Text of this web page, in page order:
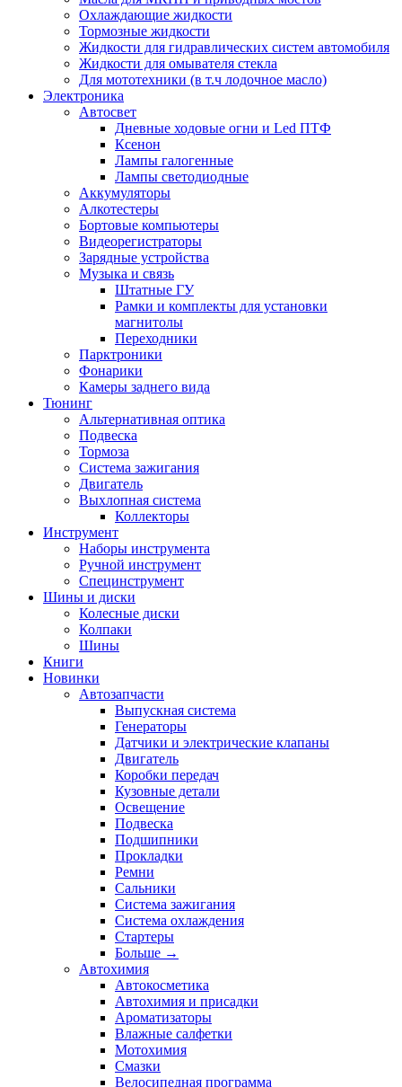
Охлаждающие жидкости
Тормозные жидкости
Жидкости для гидравлических систем автомобиля
Жидкости для омывателя стекла
Для мототехники (в т.ч лодочное масло)
Электроника
Автосвет
Дневные ходовые огни и Led ПТФ
Ксенон
Лампы галогенные
Лампы светодиодные
Аккумуляторы
Алкотестеры
Бортовые компьютеры
Видеорегистраторы
Зарядные устройства
Музыка и связь
Штатные ГУ
Рамки и комплекты для установки
магнитолы
Переходники
Парктроники
Фонарики
Камеры заднего вида
Тюнинг
Альтернативная оптика
Подвеска
Тормоза
Система зажигания
Двигатель
Выхлопная система
Коллекторы
Инструмент
Наборы инструмента
Ручной инструмент
Специнструмент
Шины и диски
Колесные диски
Колпаки
Шины
Книги
Новинки
Автозапчасти
Выпускная система
Генераторы
Датчики и электрические клапаны
Двигатель
Коробки передач
Кузовные детали
Освещение
Подвеска
Подшипники
Прокладки
Ремни
Сальники
Система зажигания
Система охлаждения
Стартеры
Больше →
Автохимия
Автокосметика
Автохимия и присадки
Ароматизаторы
Влажные салфетки
Мотохимия
Смазки
Велосипедная программа